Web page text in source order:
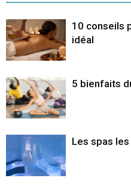
10 conseils
idéal
5 bienfaits
Les spas